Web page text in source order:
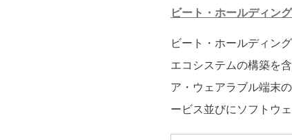
ビート・ホールディン
ビート・ホールディン
エコシステムの構築を
ア・ウェアラブル端末
ービス並びにソフトウ